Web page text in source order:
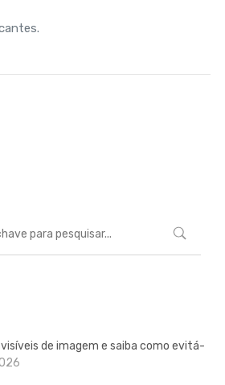
de imagem e saiba como evitá-